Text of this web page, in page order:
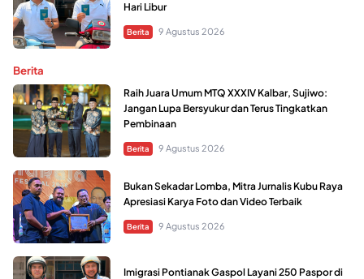
Hari Libur
Berita 9 Agustus 2026
Berita
Raih Juara Umum MTQ XXXIV Kalbar, Sujiwo:
Jangan Lupa Bersyukur dan Terus Tingkatkan
Pembinaan
Berita 9 Agustus 2026
Bukan Sekadar Lomba, Mitra Jurnalis Kubu Raya
Apresiasi Karya Foto dan Video Terbaik
Berita 9 Agustus 2026
Imigrasi Pontianak Gaspol Layani 250 Paspor di